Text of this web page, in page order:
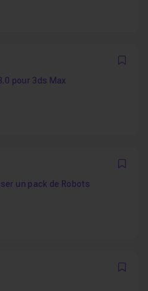
pour 3ds Max
un pack de Robots